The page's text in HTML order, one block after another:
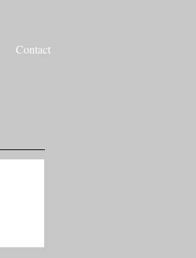
Contact